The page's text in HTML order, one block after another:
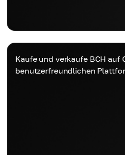
Kaufe und verkaufe BCH auf
benutzerfreundlichen